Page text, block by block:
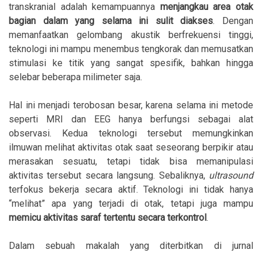
transkranial adalah kemampuannya menjangkau area otak
bagian dalam yang selama ini sulit diakses. Dengan
memanfaatkan gelombang akustik berfrekuensi tinggi,
teknologi ini mampu menembus tengkorak dan memusatkan
stimulasi ke titik yang sangat spesifik, bahkan hingga
selebar beberapa milimeter saja.
Hal ini menjadi terobosan besar, karena selama ini metode
seperti MRI dan EEG hanya berfungsi sebagai alat
observasi. Kedua teknologi tersebut memungkinkan
ilmuwan melihat aktivitas otak saat seseorang berpikir atau
merasakan sesuatu, tetapi tidak bisa memanipulasi
aktivitas tersebut secara langsung. Sebaliknya, ultrasound
terfokus bekerja secara aktif. Teknologi ini tidak hanya
“melihat” apa yang terjadi di otak, tetapi juga mampu
memicu aktivitas saraf tertentu secara terkontrol.
Dalam sebuah makalah yang diterbitkan di jurnal